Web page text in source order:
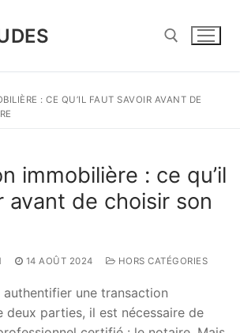
Rechercher :
: CE QU’IL FAUT SAVOIR AVANT DE
immobilière : ce qu’il
avant de choisir son
14 AOÛT 2024 HORS CATÉGORIES
authentifier une transaction
deux parties, il est nécessaire de